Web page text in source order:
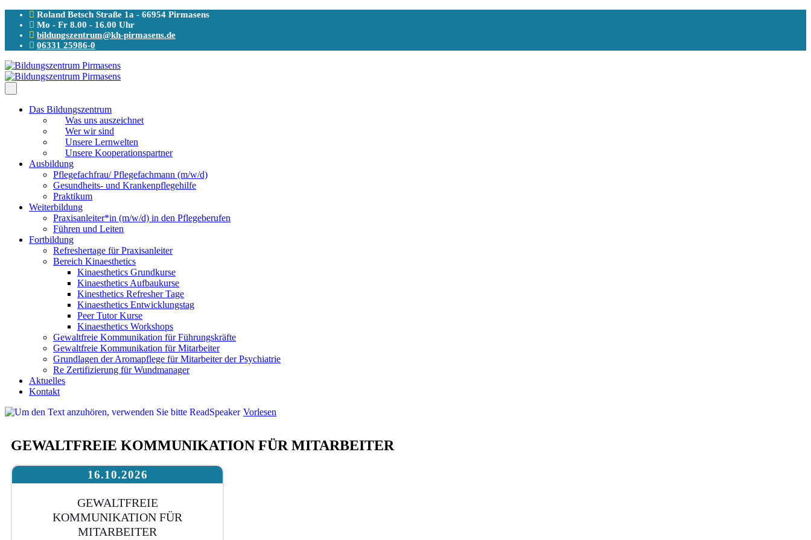
Roland Betsch Straße 1a - 66954 Pirmasens
Mo - Fr 8.00 - 16.00 Uhr
bildungszentrum@kh-pirmasens.de
06331 25986-0
Das Bildungszentrum
Was uns auszeichnet
Wer wir sind
Unsere Lernwelten
Unsere Kooperationspartner
Ausbildung
Pflegefachfrau/ Pflegefachmann (m/w/d)
Gesundheits- und Krankenpflegehilfe
Praktikum
Weiterbildung
Praxisanleiter*in (m/w/d) in den Pflegeberufen
Führen und Leiten
Fortbildung
Refreshertage für Praxisanleiter
Bereich Kinaesthetics
Kinaesthetics Grundkurse
Kinaesthetics Aufbaukurse
Kinesthetics Refresher Tage
Kinaesthetics Entwicklungstag
Peer Tutor Kurse
Kinaesthetics Workshops
Gewaltfreie Kommunikation für Führungskräfte
Gewaltfreie Kommunikation für Mitarbeiter
Grundlagen der Aromapflege für Mitarbeiter der Psychiatrie
Re Zertifizierung für Wundmanager
Aktuelles
Kontakt
Vorlesen
GEWALTFREIE KOMMUNIKATION FÜR MITARBEITER
16.10.2026
GEWALTFREIE
KOMMUNIKATION FÜR
MITARBEITER